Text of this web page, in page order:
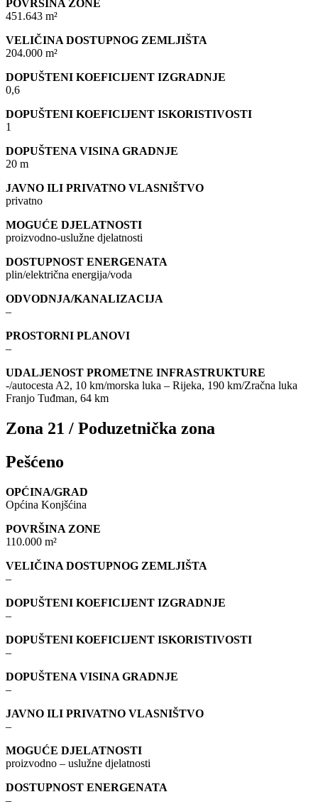
POVRŠINA ZONE
451.643 m²
VELIČINA DOSTUPNOG ZEMLJIŠTA
204.000 m²
DOPUŠTENI KOEFICIJENT IZGRADNJE
0,6
DOPUŠTENI KOEFICIJENT ISKORISTIVOSTI
1
DOPUŠTENA VISINA GRADNJE
20 m
JAVNO ILI PRIVATNO VLASNIŠTVO
privatno
MOGUĆE DJELATNOSTI
proizvodno-uslužne djelatnosti
DOSTUPNOST ENERGENATA
plin/električna energija/voda
ODVODNJA/KANALIZACIJA
–
PROSTORNI PLANOVI
–
UDALJENOST PROMETNE INFRASTRUKTURE
-/autocesta A2, 10 km/morska luka – Rijeka, 190 km/Zračna luka
Franjo Tuđman, 64 km
Zona 21 / Poduzetnička zona
Pešćeno
OPĆINA/GRAD
Općina Konjšćina
POVRŠINA ZONE
110.000 m²
VELIČINA DOSTUPNOG ZEMLJIŠTA
–
DOPUŠTENI KOEFICIJENT IZGRADNJE
–
DOPUŠTENI KOEFICIJENT ISKORISTIVOSTI
–
DOPUŠTENA VISINA GRADNJE
–
JAVNO ILI PRIVATNO VLASNIŠTVO
–
MOGUĆE DJELATNOSTI
proizvodno – uslužne djelatnosti
DOSTUPNOST ENERGENATA
–